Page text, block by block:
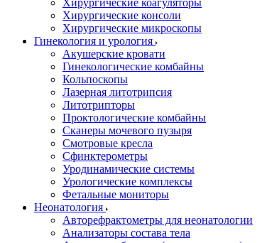
Хирургические коагуляторы
Хирургические консоли
Хирургические микроскопы
Гинекология и урология
Акушерские кровати
Гинекологические комбайны
Кольпоскопы
Лазерная литотрипсия
Литотрипторы
Проктологические комбайны
Сканеры мочевого пузыря
Смотровые кресла
Сфинктерометры
Уродинамические системы
Урологические комплексы
Фетальные мониторы
Неонатология
Авторефрактометры для неонатологии
Анализаторы состава тела